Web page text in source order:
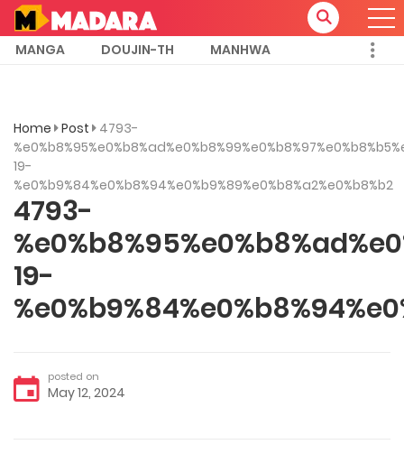
MANGA DOUJIN-TH MANHWA
Home Post
4793-
19-
%e0%b9%84%e0%b8%94%e0%b9%89%e0%b8%a2%e0%b8%b2
4793-
19-
posted on
May 12, 2024